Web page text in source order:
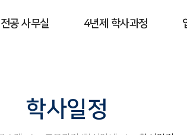
전공 사무실 4년제 학사과정
학사일정